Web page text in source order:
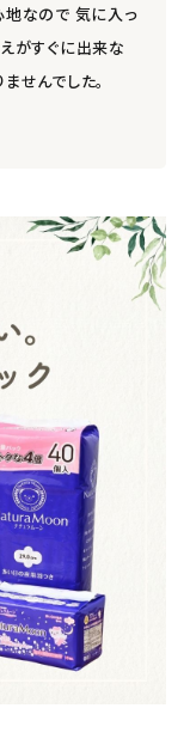
地なので 気に入っ
がすぐに出来な
せんでした。